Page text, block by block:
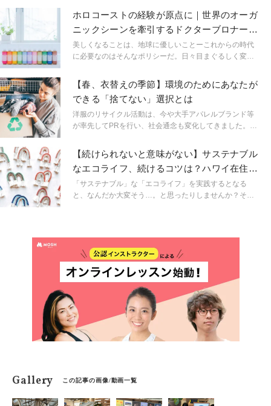
ク」という小さなプラスチック片のゴミは、便利な使い
捨て社会の裏で問題となっている環境問題の一つです。
海洋生物の命を危険に晒すだけでなく、私たちの体にも
悪影響を及ぼすと言われています。今回は、マイクロプ
ラスチックを使ったクラフト作りを楽しみながら子供た
した。
ホロコーストの経験が原点に｜世界のオーガ
ニックシーンを牽引するドクターブロナーが
製品に込めた思い
美しくなることは、地球に優しいことーこれからの時代
に必要なのはそんなポリシーだ。日々目まぐるしく変化
までの価値観が大きく揺さぶられている現在。独自の美
を創造することにいち早く乗り出した先駆者たちに聞
く、ビューティービジネスと環境への取り組みとは。
【春、衣替えの季節】環境のためにあなたが
できる「捨てない」選択とは
洋服のリサイクル活動は、今や大手アパレルブランド等
が率先してPRを行い、社会通念も変化してきました。あ
着も、生まれ変わることができるかもしれません。
【続けられないと意味がない】サステナブル
なエコライフ、続けるコツは？ハワイ在住カ
メラマンに聞いた
「サステナブル」な「エコライフ」を実践するとなる
と、なんだか大変そう…。と思ったりしませんか？そも
Gallery この記事の画像/動画一覧